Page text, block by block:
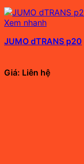
Xem nhanh
JUMO dTRANS p20
Giá: Liên hệ